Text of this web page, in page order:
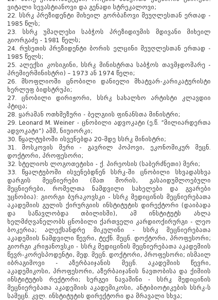
ვიტალი სევასტიანოვი და გენადი სტრეკალოვი;
22. სსრკ პრეზიდენტი მიხეილ გორბაჩოვი მეუღლესთან ერთად -
1985 წლს;
23. სსრკ უმაღლესი საბჭოს პრეზიდიუმის მდივანი მიხეილ
გიორგაძე - 1981 წელს;
24. რუსეთის პრეზიდენტი ბორის ელცინი მეუღლესთან ერთად -
1985 წელს;
25. ალექსი კოსიგინი, სსრკ მინისტრთა საბჭოს თავმჯდომარე -
პრემიერმინისტრი) – 1973 ან 1974 წელი;
26. მსოფლიოში ცნობილი დანიელი მხატვარ-კარიკატურისტი
ხერლუფ ბიდსტრუპი;
27. ცნობილი დირიჟორი, სსრკ სახალხო არტისტი კლავდიი
პტიცა;
28. ყარამან ოთხმეზური - ბელგიის ფინანსთა მინისტრი;
29. Leonard M. Weiner - ცნობილი ადვოკატი (ე.წ. ”მილიარდერთა
ადვოკატი”) აშშ, ნიუიორკი;
30. წყალტუბოში ისვენებდა 20-მდე სსრკ მინისტრი;
31. მოსკოვის მერი - გავრილ პოპოვი, ეკონომიკურ მეცნ.
დოქტორი, პროფესორი;
32. სტელიოს ლოგოთეტისი - ქ. პირეოსის (საბერძნეთი) მერი;
33. წყალტუბოში ისვენებდნენ სსრკ-ში ცნობილი სხვადასხვა
დარგის მეცნიერები (მათ შორის, გასაიდუმლოებული
მეცნიერები, რომელთა ნამდვილი სახელები და გვარები
უცნობია): გიორგი ბურაკოვსკი - სსრკ მედიცინის მეცნიერებათა
აკადემიის გულის ქირურგიის ინსტიტუტის დირექტორი (დაიბადა
და საწავლობდა თბილისში), ამ ინსტიტუტს ახლა
ხელმძღვანელობს ცნობილი ქართველი კარდიოქირურგი - ლეო
ბოკერია; ალექსანდრე მიკულინი - სსრკ მეცნიერებათა
აკადემიის ნამდვილი წევრი, ტექნ. მეცნ. დოქტორი, პროფესორი;
გიორგი კრიჟანოვსკი - სსრკ მედიცინის მეცნიერებათა აკადემიის
წევრ-კორესპოდენტი, მედ. მეცნ. დოქტორი, პროფესორი; ისმაილ
იბრაგიმოვი - აზერბაიჯანის მეცნ. აკადემიის წევრი,
აკადემიკოსი, პროფესორი, აზერბაიჯანის ნავთობისა და ქიმიის
ინსტიტუტის რექტორი; სერგეი ნავაშინი - სსრკ მედიცინის
მეცნიერებათა აკადემიის აკადემიკოსი, ანტიბიოტიკების სსრკ-ს
სამეცნ. კვლ. ინსტიტუტის დირექტორი და მრავალი სხვა;